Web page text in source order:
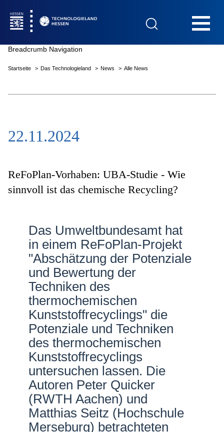
Das Technologieland
Innovationsfelder
Netzwerke
Breadcrumb Navigation
Startseite Das Technologieland News Alle News
22.11.2024
ReFoPlan-Vorhaben: UBA-Studie - Wie
sinnvoll ist das chemische Recycling?
Das Umweltbundesamt hat
in einem ReFoPlan-Projekt
"Abschätzung der Potenziale
und Bewertung der
Techniken des
thermochemischen
Kunststoffrecyclings" die
Potenziale und Techniken
des thermochemischen
Kunststoffrecyclings
untersuchen lassen. Die
Autoren Peter Quicker
(RWTH Aachen) und
Matthias Seitz (Hochschule
Merseburg) betrachteten